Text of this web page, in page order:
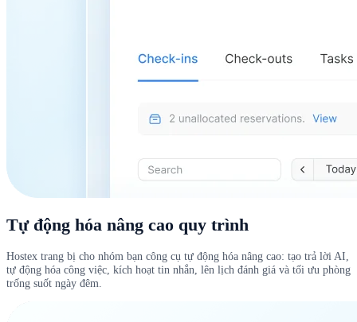
Tự động hóa nâng cao quy trình
Hostex trang bị cho nhóm bạn công cụ tự động hóa nâng cao: tạo trả lời AI,
tự động hóa công việc, kích hoạt tin nhắn, lên lịch đánh giá và tối ưu phòng
trống suốt ngày đêm.